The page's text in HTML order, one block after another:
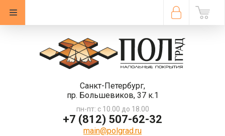
Санкт-Петербург,
пр. Большевиков, 37 к.1
пн-пт: с 10.00 до 18.00
+7 (812) 507-62-32
main@polgrad.ru